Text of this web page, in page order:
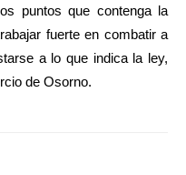
puntos que contenga la
fuerte en combatir a
a lo que indica la ley,
de Osorno.